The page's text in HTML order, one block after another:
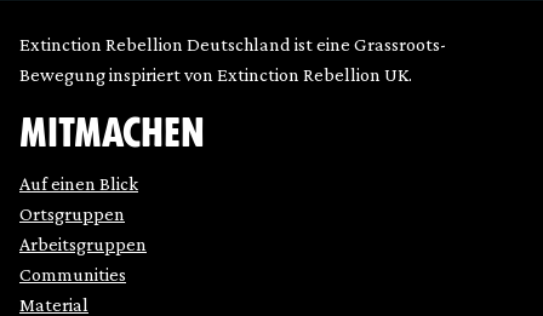
Extinction Rebellion Deutschland ist eine Grassroots-
Bewegung inspiriert von Extinction Rebellion UK.
MITMACHEN
Auf einen Blick
Ortsgruppen
Arbeitsgruppen
Communities
Material